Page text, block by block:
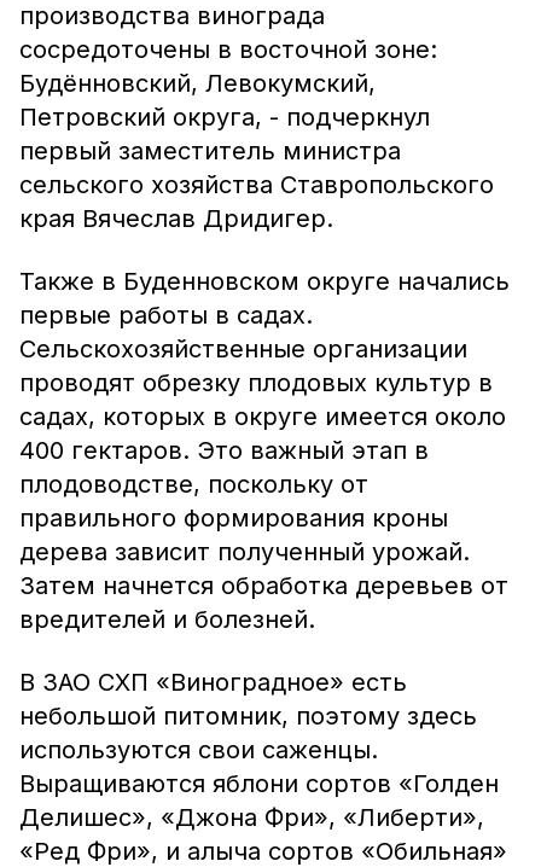
производства винограда
сосредоточены в восточной зоне:
Будённовский, Левокумский,
Петровский округа, - подчеркнул
первый заместитель министра
сельского хозяйства Ставропольского
края Вячеслав Дридигер.
Также в Буденновском округе начались
первые работы в садах.
Сельскохозяйственные организации
проводят обрезку плодовых культур в
садах, которых в округе имеется около
400 гектаров. Это важный этап в
плодоводстве, поскольку от
правильного формирования кроны
дерева зависит полученный урожай.
Затем начнется обработка деревьев от
вредителей и болезней.
В ЗАО СХП «Виноградное» есть
небольшой питомник, поэтому здесь
используются свои саженцы.
Выращиваются яблони сортов «Голден
Делишес», «Джона Фри», «Либерти»,
«Ред Фри», и алыча сортов «Обильная»